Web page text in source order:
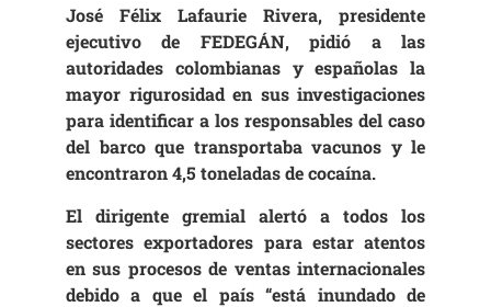
José Félix Lafaurie Rivera, presidente
ejecutivo de FEDEGÁN, pidió a las
autoridades colombianas y españolas la
mayor rigurosidad en sus investigaciones
para identificar a los responsables del caso
del barco que transportaba vacunos y le
encontraron 4,5 toneladas de cocaína.
El dirigente gremial alertó a todos los
sectores exportadores para estar atentos
en sus procesos de ventas internacionales
debido a que el país “está inundado de